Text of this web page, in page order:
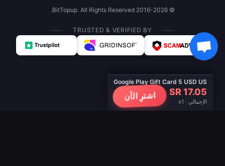
Google Play Gift Card 5 USD US
SR 17.05
الإجمالي · x1
اشترِ الآن
© 2016-2026 BitTopup. All Rights Reserved.
TRUSTED & VERIFIED BY